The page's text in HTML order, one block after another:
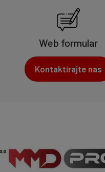
Web formular
Kontaktirajte nas